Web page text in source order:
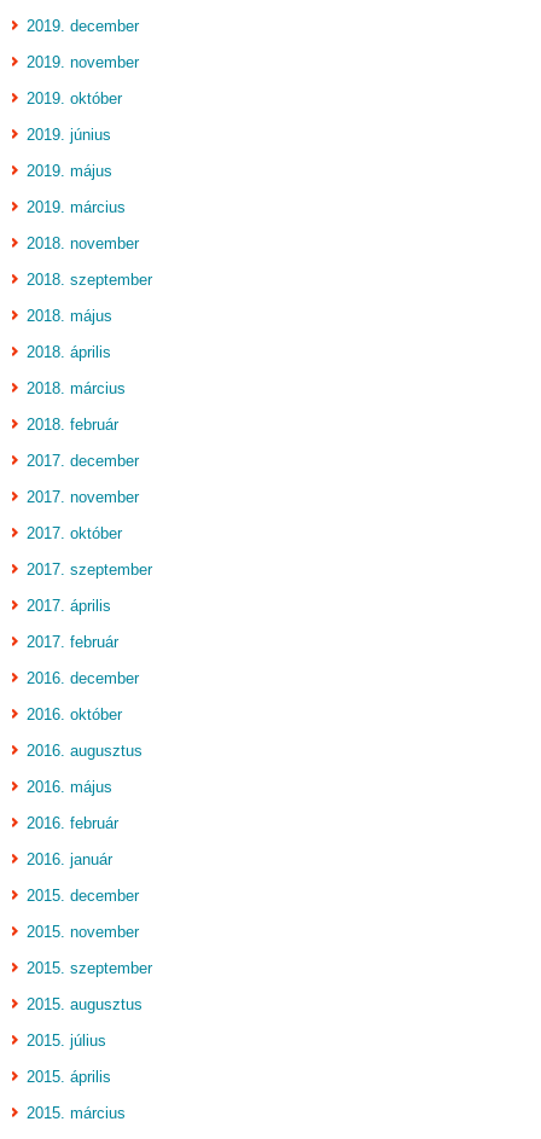
2019. december
2019. november
2019. október
2019. június
2019. május
2019. március
2018. november
2018. szeptember
2018. május
2018. április
2018. március
2018. február
2017. december
2017. november
2017. október
2017. szeptember
2017. április
2017. február
2016. december
2016. október
2016. augusztus
2016. május
2016. február
2016. január
2015. december
2015. november
2015. szeptember
2015. augusztus
2015. július
2015. április
2015. március